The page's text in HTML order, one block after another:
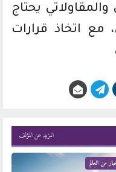
يحتاج
مع اتخاذ قرارات
المزيد عن المؤلف
من العالم